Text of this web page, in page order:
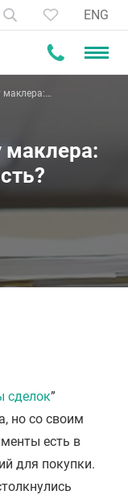
ENG
маклера:
маклера:
сделок”
но со своим
есть в
для покупки.